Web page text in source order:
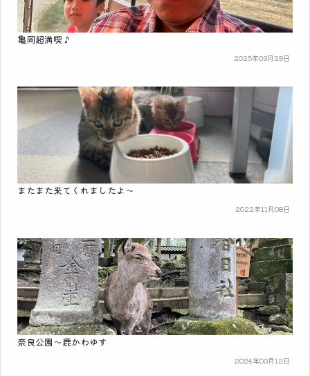
亀岡超満喫♪
2025年03月29日
またまた来てくれましたよ～
2022年11月08日
奈良公園～鹿かわゆす
2024年03月12日